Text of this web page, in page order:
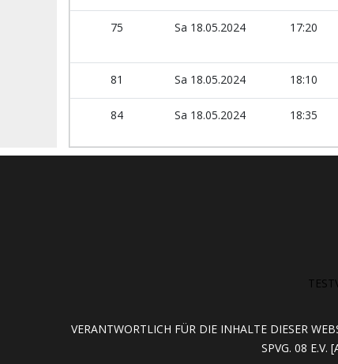
75 Sa 18.05.2024 17:20
81 Sa 18.05.2024 18:10
84 Sa 18.05.2024 18:35
VERANTWORTLICH FÜR DIE INHALTE DIESER
SPVG. 08 E.V.